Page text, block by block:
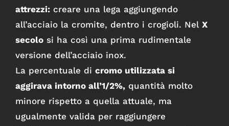
attrezzi: creare una lega aggiungendo
all’acciaio la cromite, dentro i crogioli. Nel X
secolo si ha così una prima rudimentale
versione dell’acciaio inox.
La percentuale di cromo utilizzata si
aggirava intorno all’1/2%, quantità molto
minore rispetto a quella attuale, ma
ugualmente valida per raggiungere